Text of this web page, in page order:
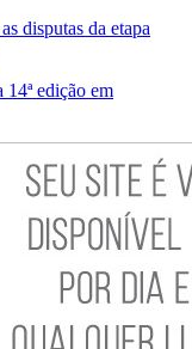
disputas da etapa
edição em